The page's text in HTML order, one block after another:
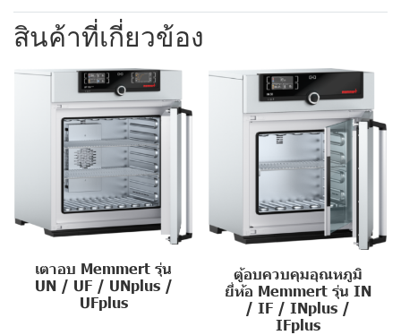
สินค้าที่เกี่ยวข้อง
เตาอบ Memmert รุ่น
UN / UF / UNplus /
UFplus
ตู้อบควบคุมอุณหภูมิ
ยี่ห้อ Memmert รุ่น IN
/ IF / INplus /
IFplus